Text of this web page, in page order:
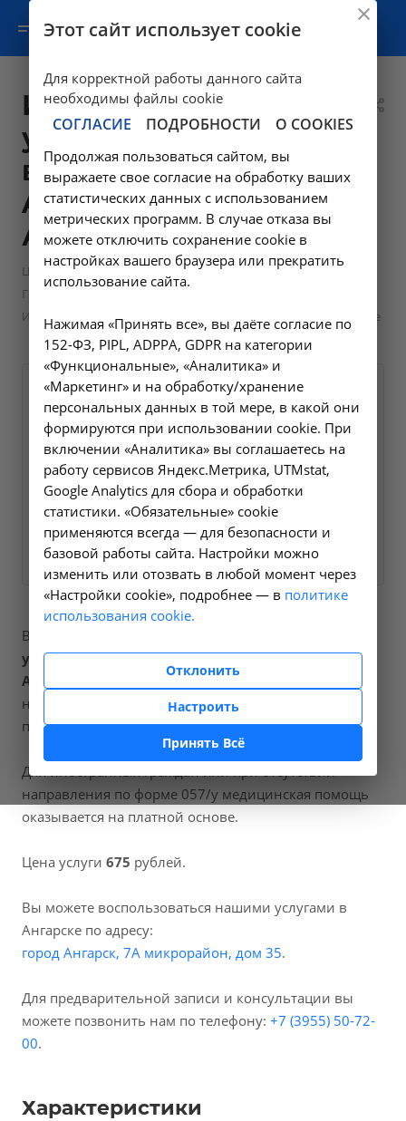
Исследование
уровня C-пептида
в крови -
A09.05.205 в
Ангарске
Цены в Ангарске — Лабораторные исследования —
Гематология и коагулология
Исследование уровня C-пептида в крови - A09.05.205 в Ангарске
Оформите заявку на сайте,
мы свяжемся с вами в
ближайшее время и ответим
на все интересующие
вопросы.
675 ₽
Заказать услугу
В наших клиниках мы проводим
уровня c-пептида в крови, код услуги (НМУ)
A09.05.205
. Для граждан России, у которых есть
направление, медицинская помощь оказывается по
полису ОМС бесплатно.
Для иностранных граждан или при отсутствии
направления по форме 057/у медицинская помощь
оказывается на платной основе.
Цена услуги 675 рублей.
Вы можете воспользоваться нашими услугами в
Ангарске по адресу:
город Ангарск, 7А микрорайон, дом 35.
Для предварительной записи и консультации вы
можете позвонить нам по телефону: +7 (3955) 50-72-
00.
Характеристики
Этот сайт использует cookie
Для корректной работы данного сайта
необходимы файлы cookie
СОГЛАСИЕ ПОДРОБНОСТИ О COOKIES
Продолжая пользоваться сайтом, вы
выражаете свое согласие на обработку ваших
статистических данных с использованием
метрических программ. В случае отказа вы
можете отключить сохранение cookie в
настройках вашего браузера или прекратить
использование сайта.
Нажимая «Принять все», вы даёте согласие по
152-ФЗ, PIPL, ADPPA, GDPR на категории
«Функциональные», «Аналитика» и
«Маркетинг» и на обработку/хранение
персональных данных в той мере, в какой они
формируются при использовании cookie. При
включении «Аналитика» вы соглашаетесь на
работу сервисов Яндекс.Метрика, UTMstat,
Google Analytics для сбора и обработки
статистики. «Обязательные» cookie
применяются всегда — для безопасности и
базовой работы сайта. Настройки можно
изменить или отозвать в любой момент через
«Настройки cookie», подробнее — в политике
использования cookie.
Отклонить
Настроить
Принять Всё